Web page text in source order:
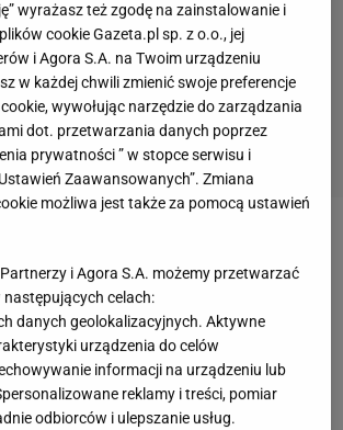
mogliśmy stracić gola
Lewandowskiego
którzy skomentowali
wyrażasz też zgodę na zainstalowanie i
cookie Gazeta.pl sp. z o.o., jej
i Agora S.A. na Twoim urządzeniu
w każdej chwili zmienić swoje preferencje
wywołując narzędzie do zarządzania
dot. przetwarzania danych poprzez
prywatności ” w stopce serwisu i
Zaawansowanych”. Zmiana
możliwa jest także za pomocą ustawień
i Agora S.A. możemy przetwarzać
celach:
danych geolokalizacyjnych. Aktywne
urządzenia do celów
informacji na urządzeniu lub
reklamy i treści, pomiar
odbiorców i ulepszanie usług.